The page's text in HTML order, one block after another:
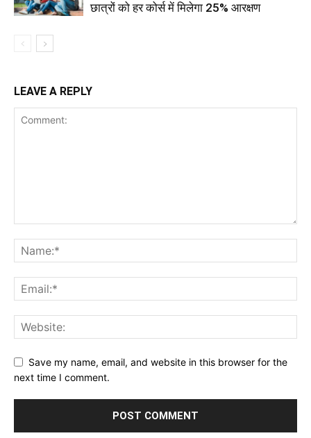
छात्रों को हर कोर्स में मिलेगा 25% आरक्षण
LEAVE A REPLY
Save my name, email, and website in this browser for the
next time I comment.